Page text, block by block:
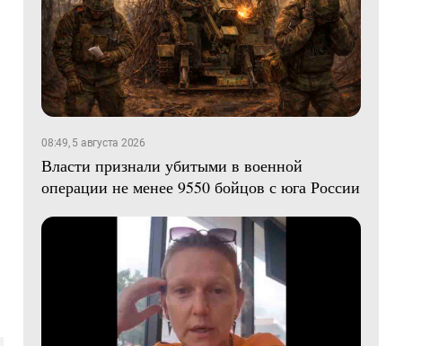
08:49, 5 августа 2026
Власти признали убитыми в военной
операции не менее 9550 бойцов с юга России